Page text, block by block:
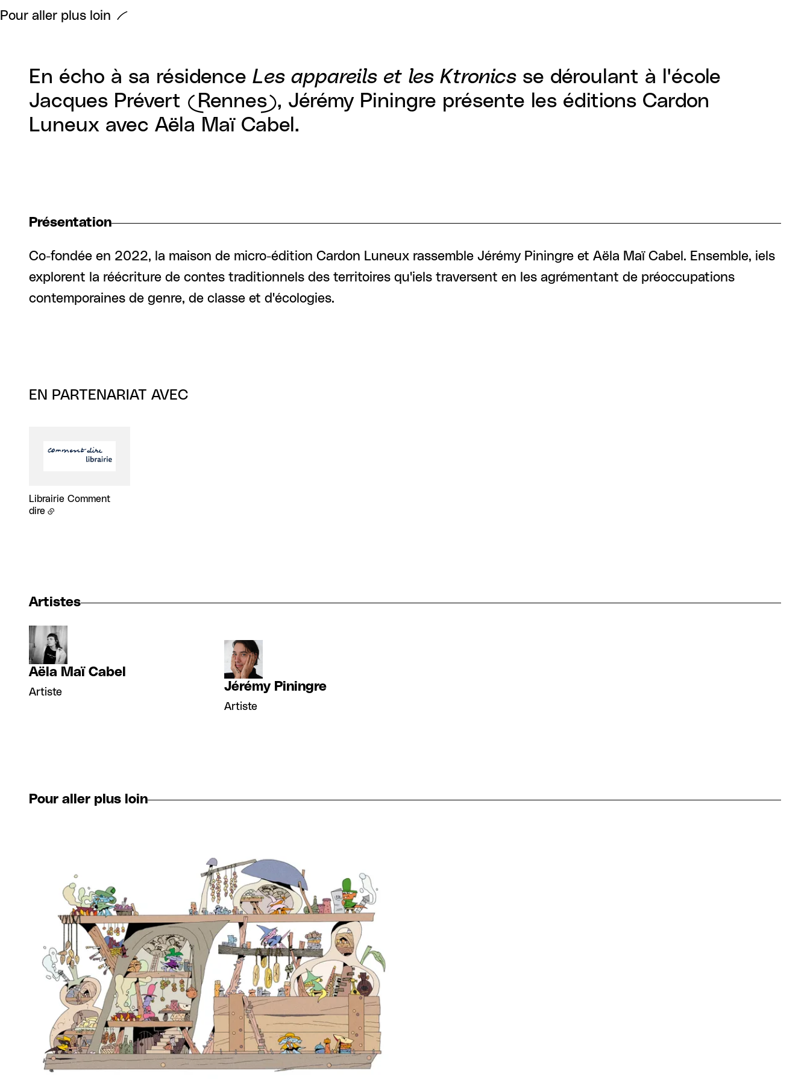
Pour aller plus loin
En écho à sa résidence Les appareils et les Ktronics se déroulant à l'école
Jacques Prévert (Rennes), Jérémy Piningre présente les éditions Cardon
Luneux avec Aëla Maï Cabel.
Présentation
Co-fondée en 2022, la maison de micro-édition Cardon Luneux rassemble Jérémy Piningre et Aëla Maï Cabel. Ensemble, iels
explorent la réécriture de contes traditionnels des territoires qu'iels traversent en les agrémentant de préoccupations
contemporaines de genre, de classe et d'écologies.
EN PARTENARIAT AVEC
Librairie Comment
dire
Artistes
Aëla Maï Cabel
Artiste Jérémy Piningre
Artiste
Pour aller plus loin